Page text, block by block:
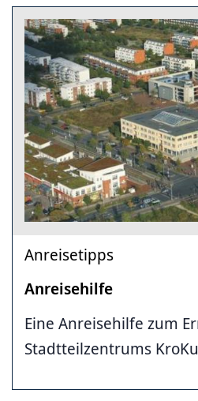
Anreisetipps
Anreisehilfe
Eine Anreisehilfe zum
Stadtteilzentrums